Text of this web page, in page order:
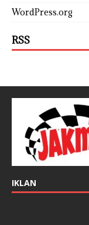
WordPress.org
RSS
IKLAN